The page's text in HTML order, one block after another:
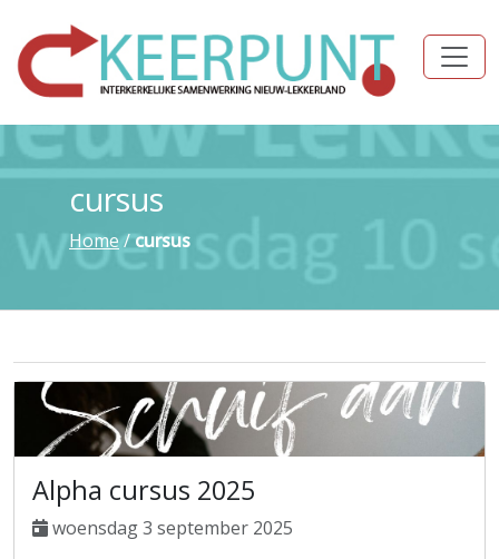
cursus
Home/cursus
Alpha cursus 2025
woensdag 3 september 2025